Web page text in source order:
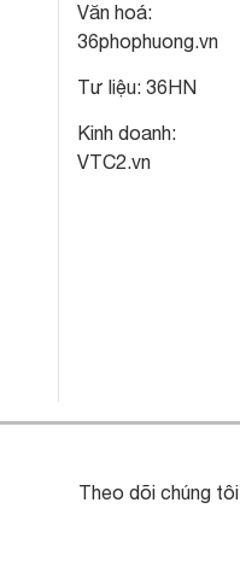
Văn hoá:
36phophuong.vn
Tư liệu: 36HN
Kinh doanh:
VTC2.vn
Theo dõi chúng tôi